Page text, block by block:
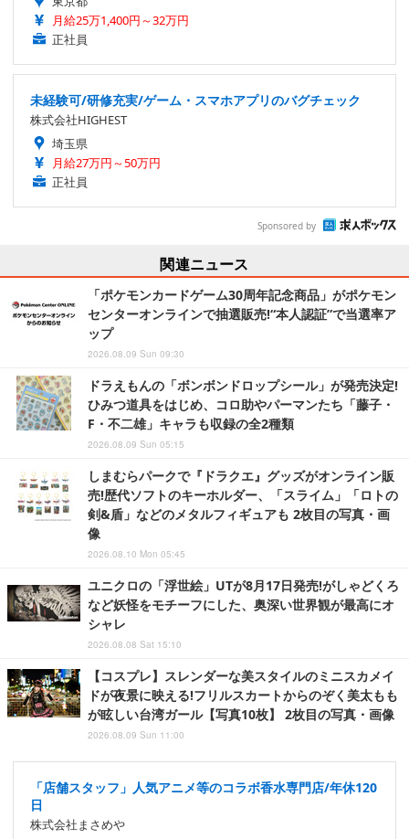
月給25万1,400円～32万円
正社員
未経験可/研修充実/ゲーム・スマホアプリのバグチェック
株式会社HIGHEST
埼玉県
月給27万円～50万円
正社員
Sponsored by
関連ニュース
「ポケモンカードゲーム30周年記念商品」がポケモン
センターオンラインで抽選販売!“本人認証”で当選率ア
ップ
2026.08.09 Sun 09:30
ドラえもんの「ボンボンドロップシール」が発売決定!
ひみつ道具をはじめ、コロ助やパーマンたち「藤子・
F・不二雄」キャラも収録の全2種類
2026.08.09 Sun 05:15
しまむらパークで『ドラクエ』グッズがオンライン販
売!歴代ソフトのキーホルダー、「スライム」「ロトの
剣&盾」などのメタルフィギュアも 2枚目の写真・画
像
2026.08.10 Mon 05:45
ユニクロの「浮世絵」UTが8月17日発売!がしゃどくろ
など妖怪をモチーフにした、奥深い世界観が最高にオ
シャレ
2026.08.08 Sat 15:10
【コスプレ】スレンダーな美スタイルのミニスカメイ
ドが夜景に映える!フリルスカートからのぞく美太もも
が眩しい台湾ガール【写真10枚】 2枚目の写真・画像
2026.08.09 Sun 11:00
「店舗スタッフ」人気アニメ等のコラボ香水専門店/年休120
日
株式会社まさめや